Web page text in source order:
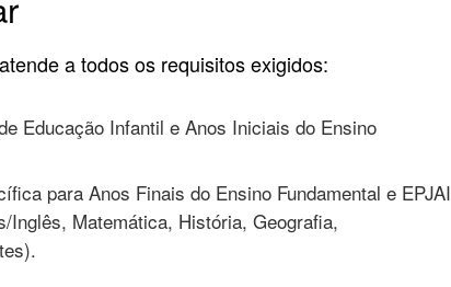
a todos os requisitos exigidos:
Educação Infantil e Anos Iniciais do Ensino
para Anos Finais do Ensino Fundamental e EPJAI
Matemática, História, Geografia,